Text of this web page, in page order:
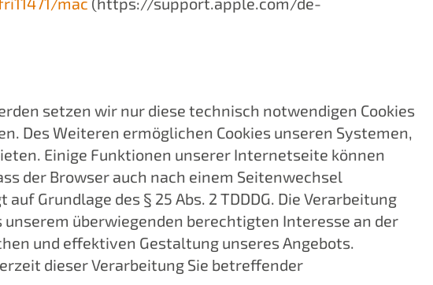
setzen wir nur diese technisch notwendigen Cookies
Des Weiteren ermöglichen Cookies unseren Systemen,
Einige Funktionen unserer Internetseite können
der Browser auch nach einem Seitenwechsel
Grundlage des § 25 Abs. 2 TDDDG. Die Verarbeitung
unserem überwiegenden berechtigten Interesse an der
und effektiven Gestaltung unseres Angebots.
dieser Verarbeitung Sie betreffender